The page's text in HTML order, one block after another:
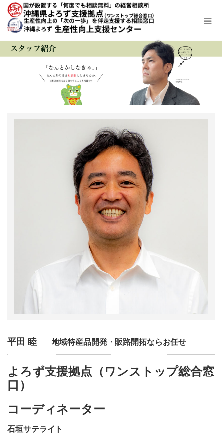
平田 睦 地域特産品開発・販路開拓ならお任せ
よろず支援拠点（ワンストップ総合窓
口）
コーディネーター
石垣サテライト